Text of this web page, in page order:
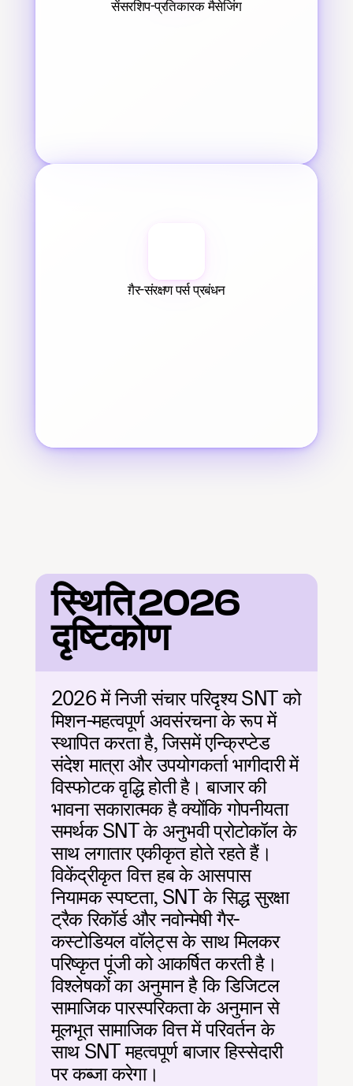
सेंसरशिप-प्रतिकारक मैसेजिंग
ग़ैर-संरक्षण पर्स प्रबंधन
स्थिति 2026
दृष्टिकोण
2026 में निजी संचार परिदृश्य SNT को
मिशन-महत्वपूर्ण अवसंरचना के रूप में
स्थापित करता है, जिसमें एन्क्रिप्टेड
संदेश मात्रा और उपयोगकर्ता भागीदारी में
विस्फोटक वृद्धि होती है। बाजार की
भावना सकारात्मक है क्योंकि गोपनीयता
समर्थक SNT के अनुभवी प्रोटोकॉल के
साथ लगातार एकीकृत होते रहते हैं।
विकेंद्रीकृत वित्त हब के आसपास
नियामक स्पष्टता, SNT के सिद्ध सुरक्षा
ट्रैक रिकॉर्ड और नवोन्मेषी गैर-
कस्टोडियल वॉलेट्स के साथ मिलकर
परिष्कृत पूंजी को आकर्षित करती है।
विश्लेषकों का अनुमान है कि डिजिटल
सामाजिक पारस्परिकता के अनुमान से
मूलभूत सामाजिक वित्त में परिवर्तन के
साथ SNT महत्वपूर्ण बाजार हिस्सेदारी
पर कब्जा करेगा।